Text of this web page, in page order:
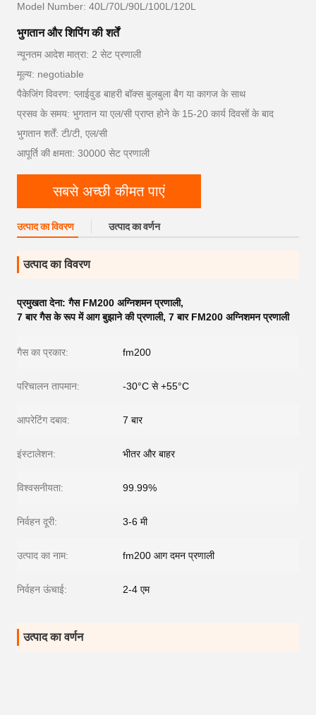
Model Number: 40L/70L/90L/100L/120L
भुगतान और शिपिंग की शर्तें
न्यूनतम आदेश मात्रा: 2 सेट प्रणाली
मूल्य: negotiable
पैकेजिंग विवरण: प्लाईवुड बाहरी बॉक्स बुलबुला बैग या कागज के साथ
प्रसव के समय: भुगतान या एल/सी प्राप्त होने के 15-20 कार्य दिवसों के बाद
भुगतान शर्तें: टी/टी, एल/सी
आपूर्ति की क्षमता: 30000 सेट प्रणाली
सबसे अच्छी कीमत पाएं
उत्पाद का विवरण उत्पाद का वर्णन
उत्पाद का विवरण
प्रमुखता देना:गैस FM200 अग्निशमन प्रणाली,
7 बार गैस के रूप में आग बुझाने की प्रणाली, 7 बार FM200 अग्निशमन प्रणाली
गैस का प्रकार: fm200
परिचालन तापमान: -30°C से +55°C
आपरेटिंग दबाव: 7 बार
इंस्टालेशन: भीतर और बाहर
विश्वसनीयता: 99.99%
निर्वहन दूरी: 3-6 मी
उत्पाद का नाम: fm200 आग दमन प्रणाली
निर्वहन ऊंचाई: 2-4 एम
उत्पाद का वर्णन